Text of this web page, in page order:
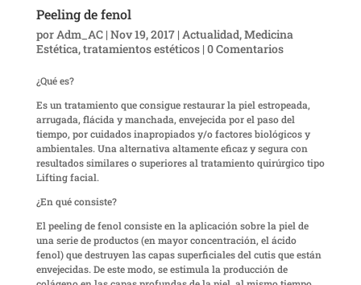
Peeling de fenol
porAdm_AC| Nov 19, 2017| Actualidad,Medicina
Estética,tratamientos estéticos| 0 Comentarios
¿Qué es?
Es un tratamiento que consigue restaurar la piel estropeada,
arrugada, flácida y manchada, envejecida por el paso del
tiempo, por cuidados inapropiados y/o factores biológicos y
ambientales. Una alternativa altamente eficaz y segura con
resultados similares o superiores al tratamiento quirúrgico tipo
Lifting facial.
¿En qué consiste?
El peeling de fenol consiste en la aplicación sobre la piel de
una serie de productos (en mayor concentración, el ácido
fenol) que destruyen las capas superficiales del cutis que están
envejecidas. De este modo, se estimula la producción de